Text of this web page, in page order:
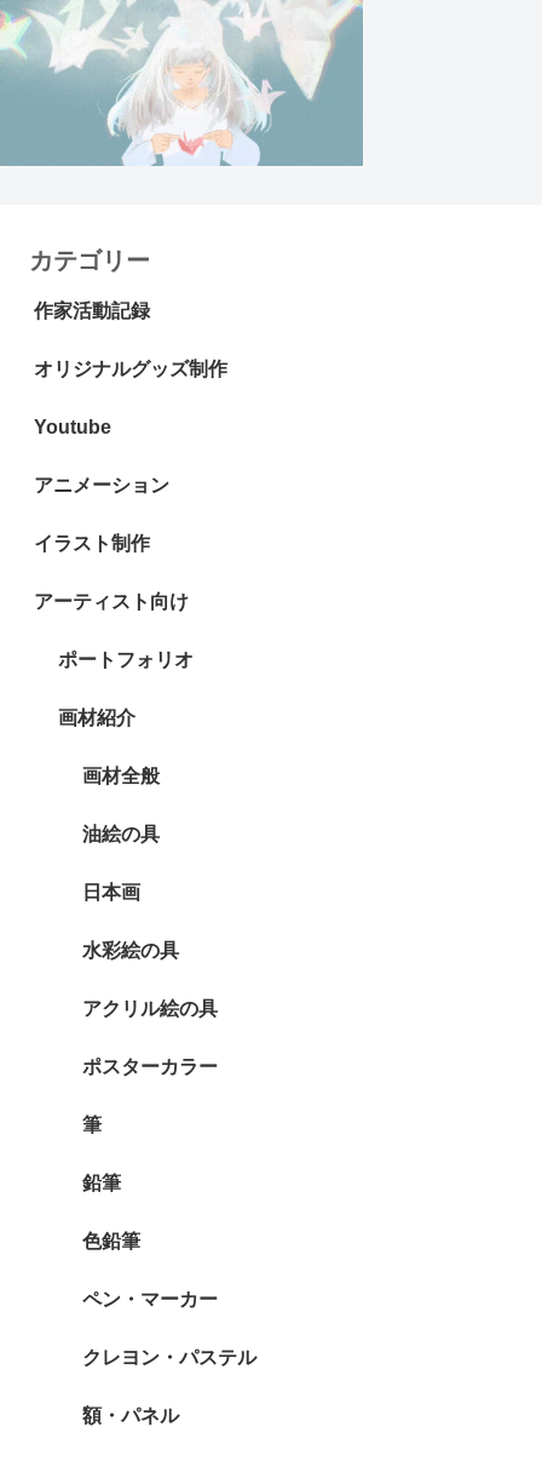
カテゴリー
作家活動記録
オリジナルグッズ制作
Youtube
アニメーション
イラスト制作
アーティスト向け
ポートフォリオ
画材紹介
画材全般
油絵の具
日本画
水彩絵の具
アクリル絵の具
ポスターカラー
筆
鉛筆
色鉛筆
ペン・マーカー
クレヨン・パステル
額・パネル